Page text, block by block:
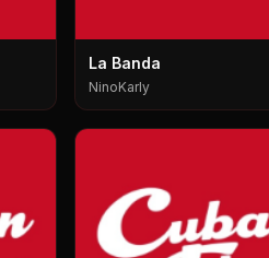
La Banda
NinoKarly